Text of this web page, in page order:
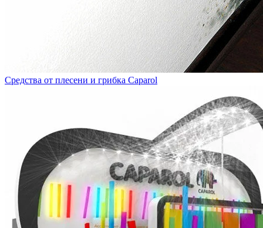
Средства от плесени и грибка Caparol